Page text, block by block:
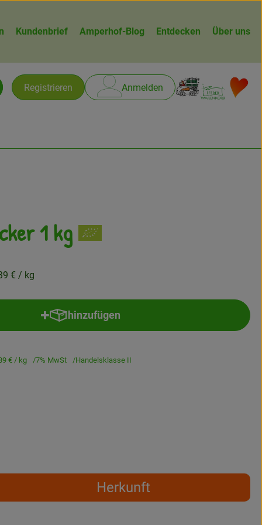
Kundenbrief Amperhof-Blog Entdecken Über uns
Registrieren Anmelden
1 kg
€ / kg
hinzufügen
Produkt zum Warenkorb hinzufügen
€ / kg 7% MwSt Handelsklasse II
Herkunft